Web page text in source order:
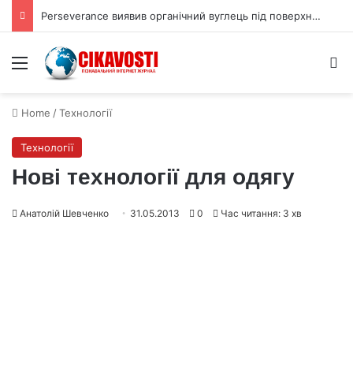
Астрономи виявили що чорні діри викидають стільки ж речовини як поглинають
Menu
Home /Технології
Технології
Нові технології для одягу
Анатолій Шевченко 31.05.2013 0 Час читання: 3 хв